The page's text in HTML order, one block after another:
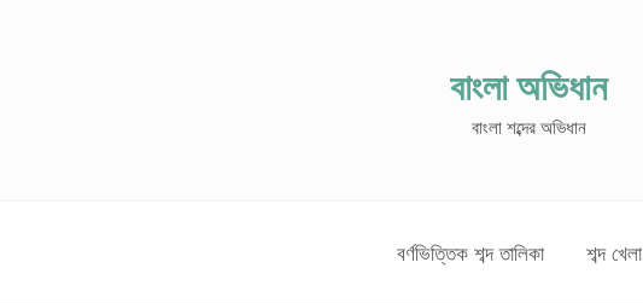
বাংলা অভিধান
বাংলা শব্দের অভিধান
বর্ণভিত্তিক শব্দ তালিকা শব্দ খেলা